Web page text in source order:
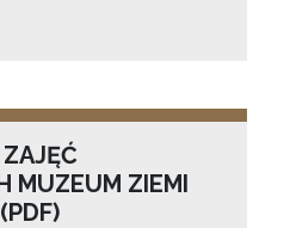
MUZEUM ZIEMI